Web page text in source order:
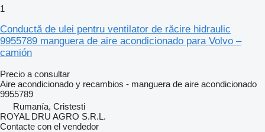
1
Conductă de ulei pentru ventilator de răcire hidraulic
9955789 manguera de aire acondicionado para Volvo –
camión
Precio a consultar
Aire acondicionado y recambios - manguera de aire acondicionado
9955789
Rumanía, Cristesti
ROYAL DRU AGRO S.R.L.
Contacte con el vendedor